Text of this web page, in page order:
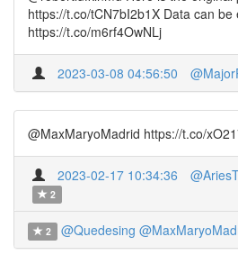
https://t.co/tCN7bI2b1X Data can
https://t.co/m6rf4OwNLj
2023-03-08 04:56:50
@MaxMaryoMadrid https://t.co/
2023-02-17 10:34:36
2
2 @Quedesing